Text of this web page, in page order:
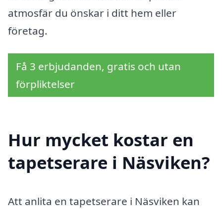
atmosfär du önskar i ditt hem eller
företag.
Få 3 erbjudanden, gratis och utan
förpliktelser
Hur mycket kostar en
tapetserare i Näsviken?
Att anlita en tapetserare i Näsviken kan